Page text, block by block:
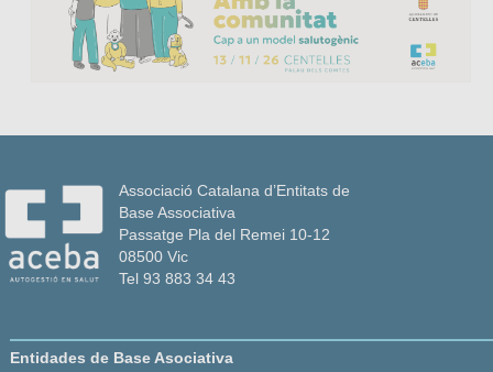
Associació Catalana d’Entitats de
Base Associativa
Passatge Pla del Remei 10-12
08500 Vic
Tel 93 883 34 43
Entidades de Base Asociativa